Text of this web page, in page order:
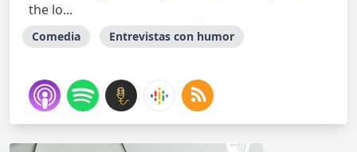
the lo...
Comedia Entrevistas con humor